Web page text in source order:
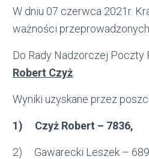
W dniu 07 czerwca 2021r.
ważności
Do Rady Nadzorczej Poczty
Robert Czyż
Wyniki uzyskane przez
1) Czyż Robert – 7836,
2) Gawarecki Leszek –